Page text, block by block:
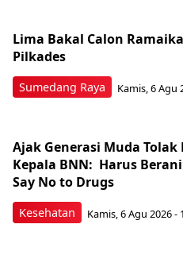
Sumedang Raya
Lima Bakal Calon
Pilkades
Kamis, 6 Agu
Kesehatan
Ajak Generasi Muda Tolak
Kepala BNN: Harus
Say No to Drugs
Kamis, 6 Agu 2026 -